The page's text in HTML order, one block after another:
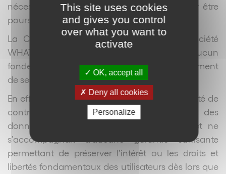
nécessitait un fondement légal pour pouvoir être
poursuivie.
La CNIL a considéré qu’en l’espèce, la société
WHATSAPP ne pouvait se prévaloir d’aucun
fondement possible, à savoir ni du consentement
de ses utilisateurs ni de son intérêt légitime.
En effet, s’agissant de l’intérêt légitime, l’autorité de
contrôle a considéré que la transmission des
données à FACEBOOK Inc était massive et ne
s’accompagnait d’aucune garantie suffisante
permettant de préserver l’intérêt ou les droits et
libertés fondamentaux des utilisateurs dès lors que
This site uses cookies
and gives you control
over what you want to
activate
OK, accept all
Deny all cookies
Personalize